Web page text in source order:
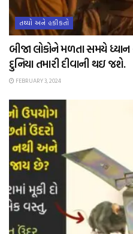
તથ્યો અને હકીકતો
બીજા લોકોને મળતા સમયે
દુનિયા તમારી દીવાની થઇ જશે.
FEBRUARY 3, 2024